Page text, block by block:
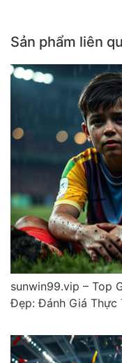
Sản phẩm liên
sunwin99.vip – Top
Đẹp: Đánh Giá Thực